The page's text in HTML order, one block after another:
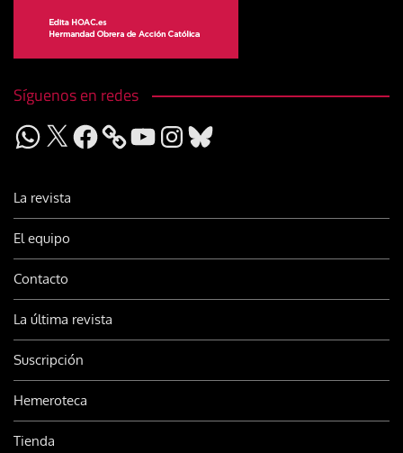
Síguenos en redes
WhatsApp
X Facebook YouTubeInstagram
Bluesky
La revista
El equipo
Contacto
La última revista
Suscripción
Hemeroteca
Tienda